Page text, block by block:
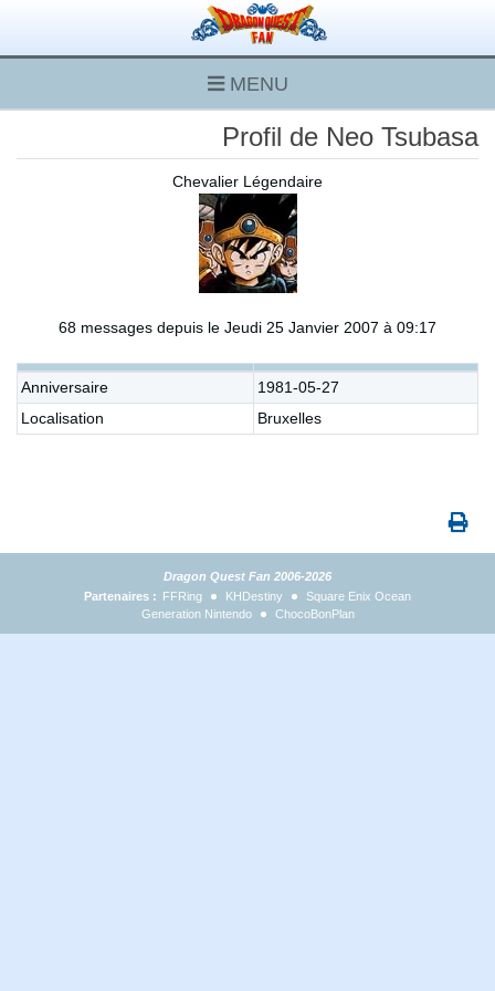
MENU
Profil de Neo Tsubasa
Chevalier Légendaire
68 messages depuis le Jeudi 25 Janvier 2007 à 09:17
Anniversaire
1981-05-27
Localisation
Bruxelles
Dragon Quest Fan 2006-2026
Partenaires : FFRing KHDestiny
Square Enix Ocean
Generation Nintendo
ChocoBonPlan